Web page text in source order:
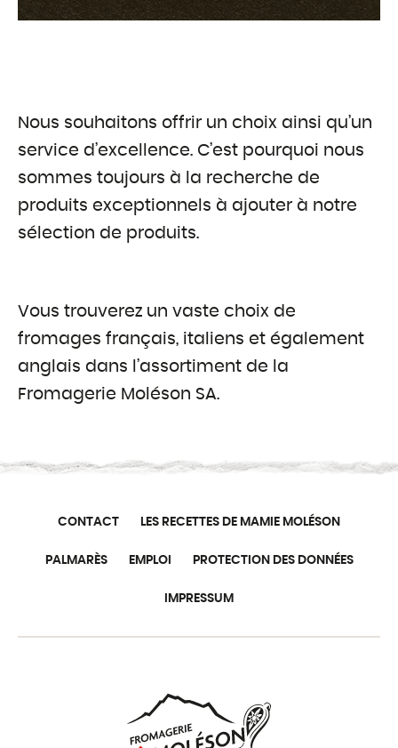
Nous souhaitons offrir un choix ainsi qu’un
service d’excellence. C’est pourquoi nous
sommes toujours à la recherche de
produits exceptionnels à ajouter à notre
sélection de produits.
Vous trouverez un vaste choix de
fromages français, italiens et également
anglais dans l’assortiment de la
Fromagerie Moléson SA.
CONTACT LES RECETTES DE MAMIE MOLÉSON
PALMARÈS EMPLOI PROTECTION DES DONNÉES
IMPRESSUM